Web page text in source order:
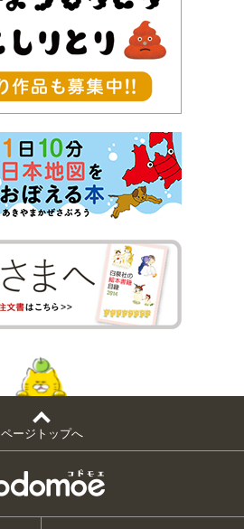
ページトップへ